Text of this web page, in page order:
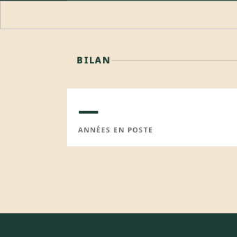
BILAN
—
ANNÉES EN POSTE